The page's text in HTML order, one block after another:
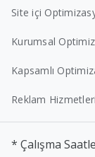
Site içi
Kurumsal
Kapsamlı
Reklam Hizmetleri
* Çalışma